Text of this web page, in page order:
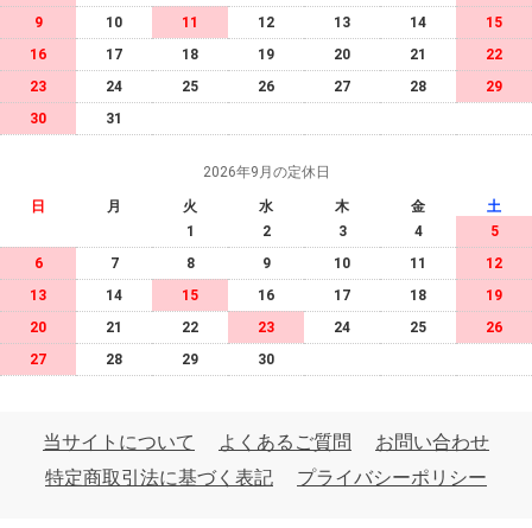
9
10 11 12 13 14
15
16
17 18 19 20 21
22
23
24 25 26 27 28
29
30
31
2026年9月の定休日
日 月 火 水 木 金
土
1
2 3 4
5
6
7 8 9 10 11
12
13
14 15 16 17 18
19
20
21 22 23 24 25
26
27
28 29 30
当サイトについて よくあるご質問
お問い合わせ
特定商取引法に基づく表記
プライバシーポリシー